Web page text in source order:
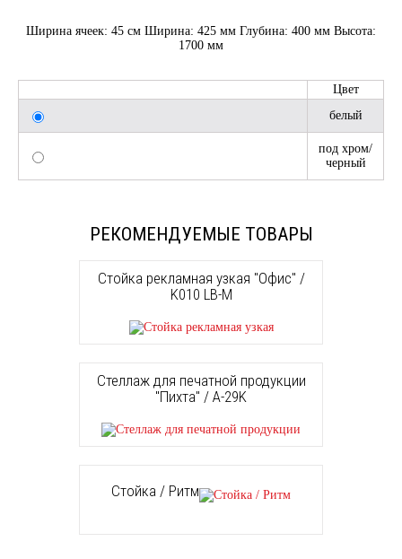
Ширина ячеек: 45 см Ширина: 425 мм Глубина: 400 мм Высота:
1700 мм
Цвет
белый
под хром/
черный
РЕКОМЕНДУЕМЫЕ ТОВАРЫ
Стойка рекламная узкая "Офис" /
K010 LB-M
Стеллаж для печатной продукции
"Пихта" / A-29K
Стойка / Ритм